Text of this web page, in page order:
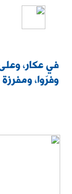
في عكار،
وفرّوا،